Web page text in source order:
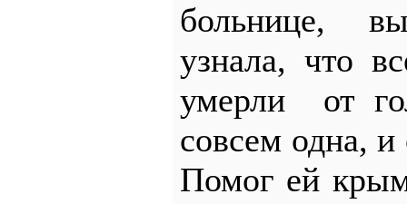
больнице,
узнала, что
умерли от
совсем одна,
Помог ей